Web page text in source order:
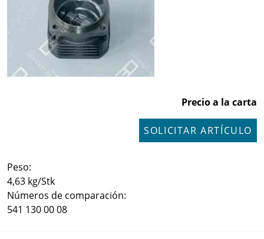
Precio a la carta
SOLICITAR ARTÍCULO
Peso:
4,63 kg/Stk
Números de comparación:
541 130 00 08